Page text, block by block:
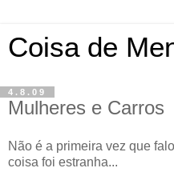
Coisa de
4.8.09
Mulheres e Carros
Não é a primeira vez que
coisa foi estranha...